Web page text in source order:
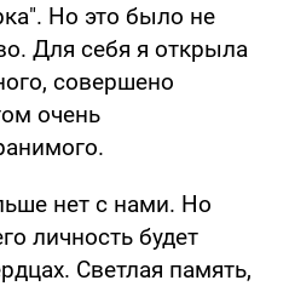
Но это было не
Для себя я открыла
совершено
очень
нет с нами. Но
личность будет
Светлая память,